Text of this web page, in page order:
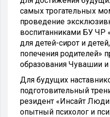
самых трогательных
проведение
воспитанниками БУ ЧР
для детей-сирот и
попечения родителей»
образования Чувашии и
Для будущих
подготовительный
резидент «Инсайт
опытный психолог и